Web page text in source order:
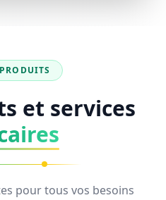
et services
pour tous vos besoins